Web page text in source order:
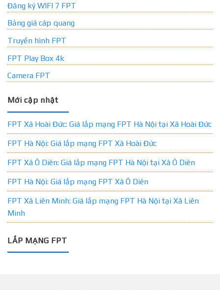
Đăng ký WIFI 7 FPT
Bảng giá cáp quang
Truyền hình FPT
FPT Play Box 4k
Camera FPT
Mới cập nhật
FPT Xã Hoài Đức: Giá lắp mạng FPT Hà Nội tại Xã Hoài Đức
FPT Hà Nội: Giá lắp mạng FPT Xã Hoài Đức
FPT Xã Ô Diên: Giá lắp mạng FPT Hà Nội tại Xã Ô Diên
FPT Hà Nội: Giá lắp mạng FPT Xã Ô Diên
FPT Xã Liên Minh: Giá lắp mạng FPT Hà Nội tại Xã Liên
Minh
LẮP MẠNG FPT